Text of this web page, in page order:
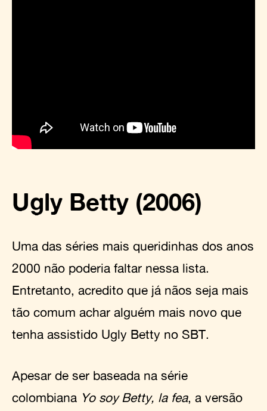
Ugly Betty (2006)
Uma das séries mais queridinhas dos anos
2000 não poderia faltar nessa lista.
Entretanto, acredito que já nãos seja mais
tão comum achar alguém mais novo que
tenha assistido Ugly Betty no SBT.
Apesar de ser baseada na série
colombiana Yo soy Betty, la fea, a versão